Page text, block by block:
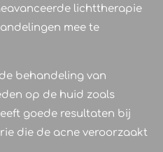
lichttherapie
mee te
behandeling van
op de huid zoals
goede resultaten bij
die de acne veroorzaakt